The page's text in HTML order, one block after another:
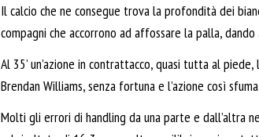
Il calcio che ne consegue trova la profondità dei
compagni che accorrono ad affossare la palla,
Al 35’ un’azione in contrattacco, quasi tutta al
Brendan Williams, senza fortuna e l’azione così sfuma.
Molti gli errori di handling da una parte e dall’altra